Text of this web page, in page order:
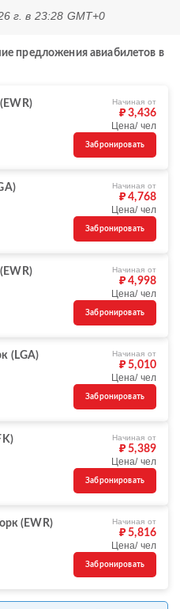
г. в 23:28 GMT+0
предложения авиабилетов в
Начиная от
₽ 3,436
Цена/ чел
Забронировать
Начиная от
₽ 4,768
Цена/ чел
Забронировать
Начиная от
₽ 4,998
Цена/ чел
Забронировать
(LGA)
Начиная от
₽ 5,010
Цена/ чел
Забронировать
Начиная от
₽ 5,389
Цена/ чел
Забронировать
(EWR)
Начиная от
₽ 5,816
Цена/ чел
Забронировать